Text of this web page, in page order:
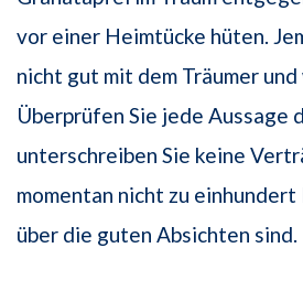
vor einer Heimtücke hüten.
nicht gut mit dem Träumer
Überprüfen Sie jede Aussage
unterschreiben Sie keine
momentan nicht zu
über die guten Absichten sind.